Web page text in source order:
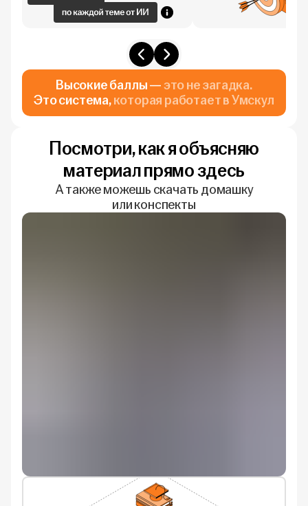
Высокие баллы —это не загадка.
Это система,которая работает в Умскул
Посмотри, как я объясняю
материал прямо здесь
А также можешь скачать домашку
или конспекты